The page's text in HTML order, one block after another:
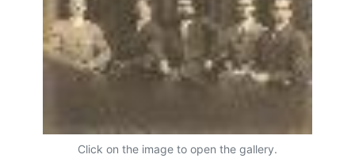
Click on the image to open the gallery.